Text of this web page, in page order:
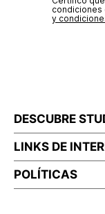
condiciones
y
DESCUBRE
LINKS DE
POLÍTICAS